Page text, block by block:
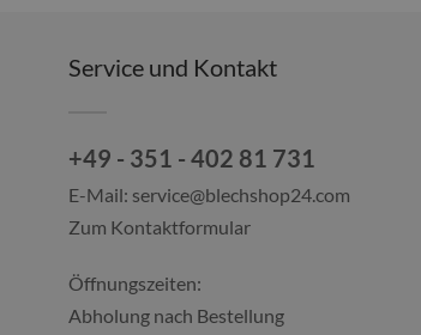
Service und Kontakt
+49 - 351 - 402 81 731
E-Mail: service@blechshop24.com
Zum Kontaktformular
Öffnungszeiten:
Abholung nach Bestellung